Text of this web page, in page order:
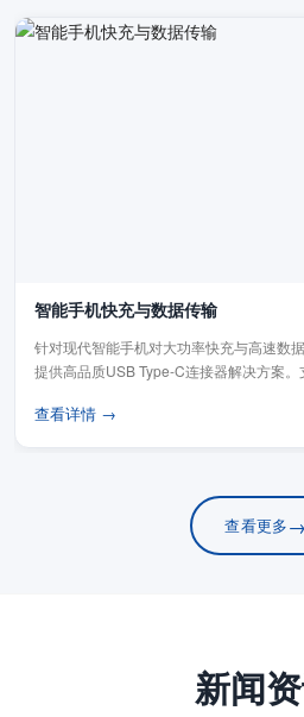
智能手机快充与数据传输
针对现代智能手机对大功率快充与高速数
提供高品质USB Type-C连接器解决方案
查看详情 →
查看更多→
新闻